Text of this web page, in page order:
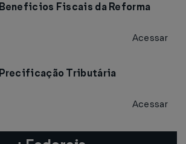
Beneficios Fiscais da Reforma
Acessar
Precificação Tributária
Acessar